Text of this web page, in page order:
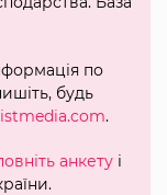
по
будь
.
анкету і